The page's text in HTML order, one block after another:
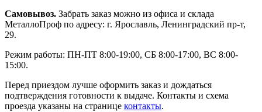
Самовывоз. Забрать заказ можно из офиса и склада
МеталлоПроф по адресу: г. Ярославль, Ленинградский пр-т,
29.
Режим работы: ПН-ПТ 8:00-19:00, СБ 8:00-17:00, ВС 8:00-
15:00.
Перед приездом лучше оформить заказ и дождаться
подтверждения готовности к выдаче. Контакты и схема
проезда указаны на странице контакты.